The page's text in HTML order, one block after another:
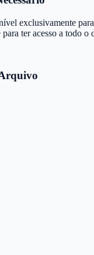
exclusivamente
ter acesso a todo o